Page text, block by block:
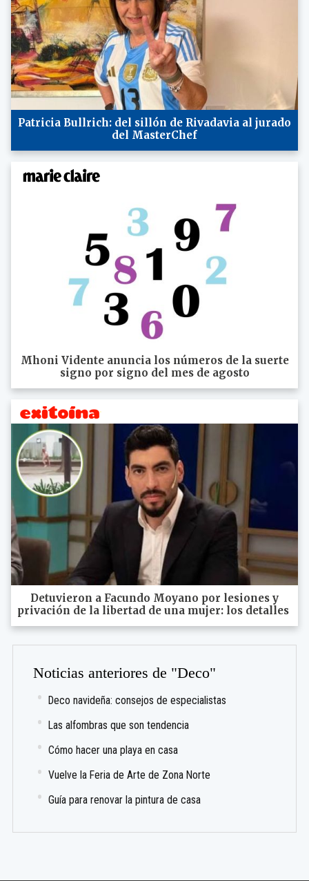
Patricia Bullrich: del sillón de Rivadavia al jurado
del MasterChef
Mhoni Vidente anuncia los números de la suerte
signo por signo del mes de agosto
Detuvieron a Facundo Moyano por lesiones y
privación de la libertad de una mujer: los detalles
Noticias anteriores de "Deco"
Deco navideña: consejos de especialistas
Las alfombras que son tendencia
Cómo hacer una playa en casa
Vuelve la Feria de Arte de Zona Norte
Guía para renovar la pintura de casa